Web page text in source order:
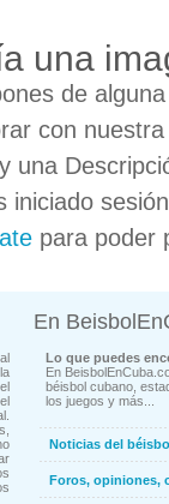
una
de
con
una
iniciado
para poder
En
Lo que puedes
En
béisbol cubano,
los juegos y más...
Noticias del
Foros, opiniones,